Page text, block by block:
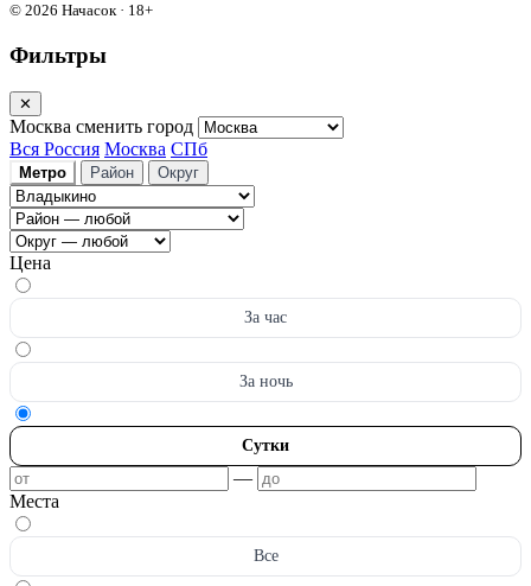
© 2026 Начасок · 18+
Фильтры
✕
Москва сменить город
Вся Россия Москва СПб
Метро Район Округ
Цена
За час
За ночь
Сутки
—
Места
Все